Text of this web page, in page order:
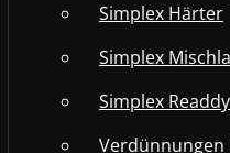
Simplex Härter
Simplex
Simplex
Verdünnungen